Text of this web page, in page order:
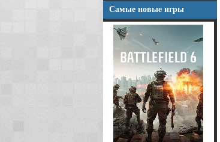
Самые новые игры